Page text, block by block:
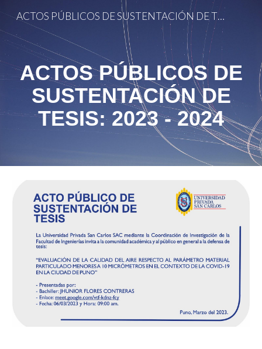
Skip to main content Skip to navigation
ACTOS PÚBLICOS DE SUSTENTACIÓN DE TESIS
ACTOS PÚBLICOS DE
SUSTENTACIÓN DE
TESIS: 2023 - 2024